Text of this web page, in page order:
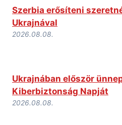
Szerbia erősíteni
Ukrajnával
2026.08.08.
Ukrajnában először
Kiberbiztonság Napját
2026.08.08.